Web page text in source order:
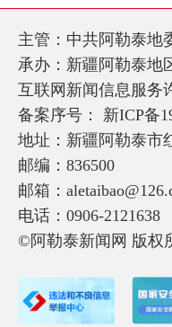
主管：中共阿勒泰地
承办：新疆阿勒泰地
互联网新闻信息服务
备案序号： 新ICP备
地址：新疆阿勒泰市
邮编：836500
邮箱：
电话：0906-2121638
©阿勒泰新闻网 版权